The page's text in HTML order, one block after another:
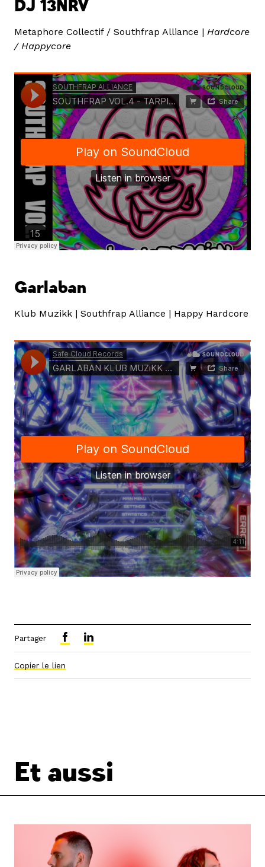
DJ 13NRV
Metaphore Collectif / Southfrap Alliance | Hardcore
/ Happycore
Garlaban
Klub Muzikk | Southfrap Alliance | Happy Hardcore
Partager
Copier le lien
Et aussi